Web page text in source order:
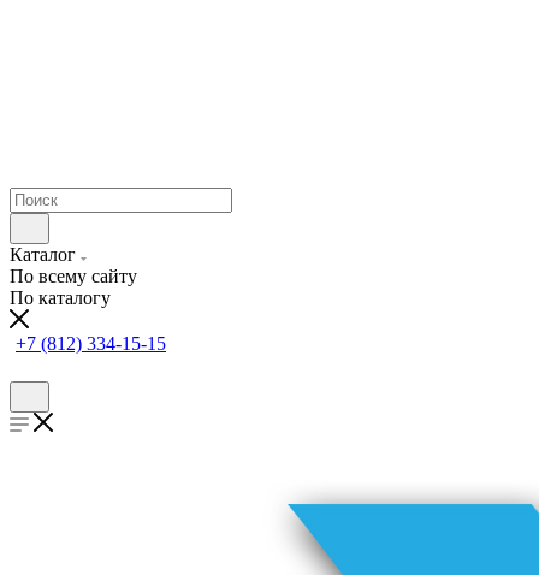
Каталог
По всему сайту
По каталогу
+7 (812) 334-15-15